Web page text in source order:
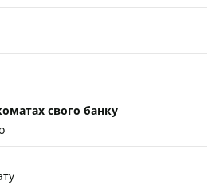
свого банку